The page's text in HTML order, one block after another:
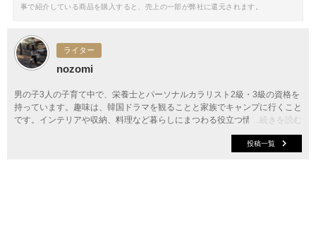
事で紹介している商品を購入すると、売上の一部が弊社に還元されます。
ライター
nozomi
...続きを読む
男の子3人の子育て中で、栄養士とパーソナルカラリスト2級・3級の資格を
持っています。趣味は、韓国ドラマを観ることと家族でキャンプに行くこと
です。インテリアや収納、料理など暮らしにまつわる役立つ情報をお届けし
投稿一覧